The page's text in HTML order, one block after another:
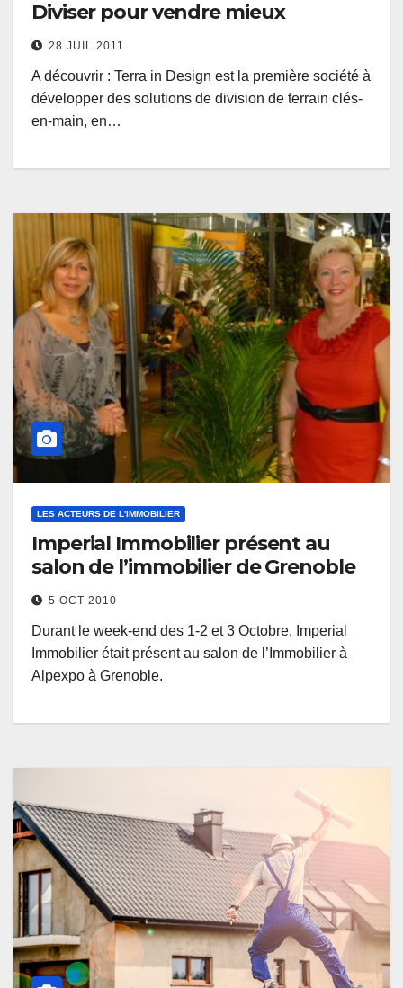
Diviser pour vendre mieux
28 JUIL 2011
A découvrir : Terra in Design est la première société à
développer des solutions de division de terrain clés-
en-main, en…
LES ACTEURS DE L'IMMOBILIER
Imperial Immobilier présent au
salon de l’immobilier de Grenoble
5 OCT 2010
Durant le week-end des 1-2 et 3 Octobre, Imperial
Immobilier était présent au salon de l’Immobilier à
Alpexpo à Grenoble.